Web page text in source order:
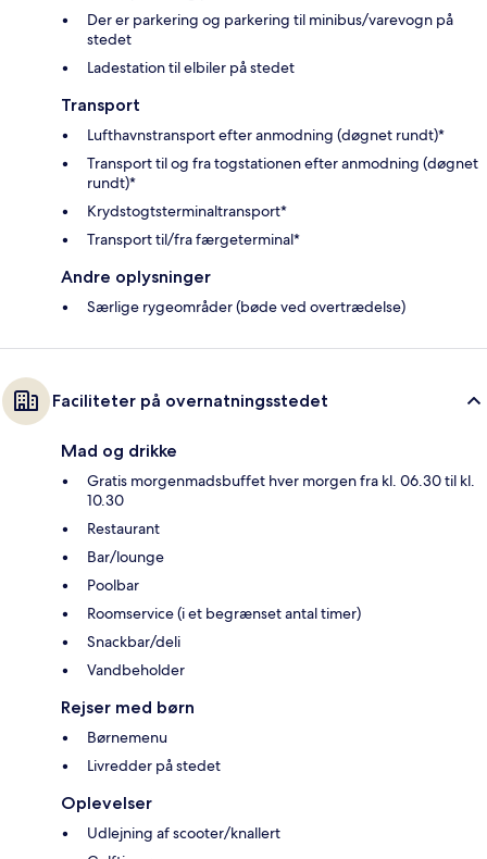
Der er parkering og parkering til minibus/varevogn på
stedet
Ladestation til elbiler på stedet
Transport
Lufthavnstransport efter anmodning (døgnet rundt)*
Transport til og fra togstationen efter anmodning (døgnet
rundt)*
Krydstogtsterminaltransport*
Transport til/fra færgeterminal*
Andre oplysninger
Særlige rygeområder (bøde ved overtrædelse)
Faciliteter på overnatningsstedet
Mad og drikke
Gratis morgenmadsbuffet hver morgen fra kl. 06.30 til kl.
10.30
Restaurant
Bar/lounge
Poolbar
Roomservice (i et begrænset antal timer)
Snackbar/deli
Vandbeholder
Rejser med børn
Børnemenu
Livredder på stedet
Oplevelser
Udlejning af scooter/knallert